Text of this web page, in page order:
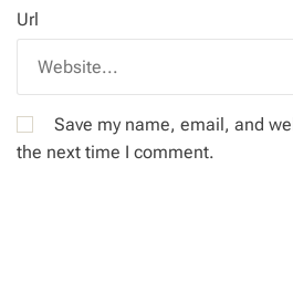
Url
Save my name, email, and
the next time I comment.